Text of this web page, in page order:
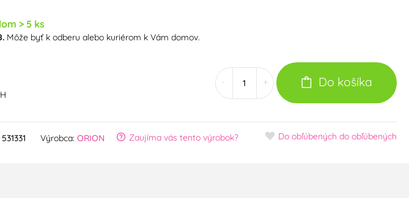
> 5 ks
Môže byť k odberu alebo kuriérom k Vám domov.
+ Do košíka
531331 Výrobca: ORION Zaujíma vás tento výrobok? Do obľúbených do obľúbených